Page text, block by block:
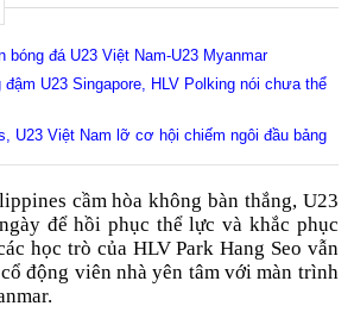
bóng đá U23 Việt Nam-U23 Myanmar
đậm U23 Singapore, HLV Polking nói chưa thể
U23 Việt Nam lỡ cơ hội chiếm ngôi đầu bảng
cầm hòa không bàn thắng, U23
để hồi phục thể lực và khắc phục
học trò của HLV Park Hang Seo vẫn
động viên nhà yên tâm với màn trình